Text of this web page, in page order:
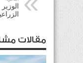
مقالات